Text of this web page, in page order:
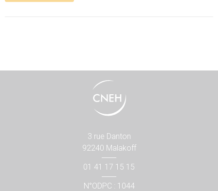
3 rue Danton
92240 Malakoff
01 41 17 15 15
N°ODPC : 1044